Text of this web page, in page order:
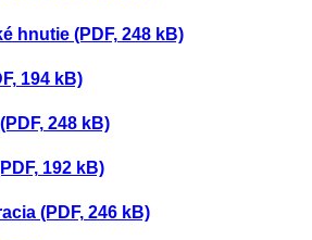
hnutie (PDF, 248 kB)
194 kB)
248 kB)
192 kB)
(PDF, 246 kB)